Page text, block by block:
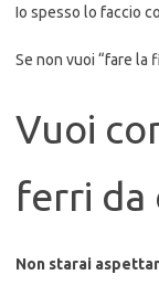
Io spesso lo faccio
Se non vuoi “fare la
Vuoi
ferri da
Non starai